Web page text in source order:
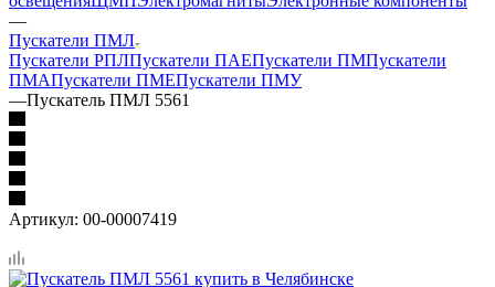
—
Пускатели ПМЛ
Пускатели РПЛПускатели ПАЕПускатели ПМПускатели
ПМАПускатели ПМЕПускатели ПМУ
—Пускатель ПМЛ 5561
Артикул: 00-00007419